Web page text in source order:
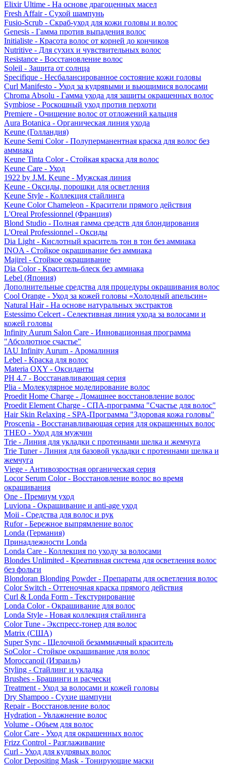
Elixir Ultime - На основе драгоценных масел
Fresh Affair - Сухой шампунь
Fusio-Scrub - Скраб-уход для кожи головы и волос
Genesis - Гамма против выпадения волос
Initialiste - Красота волос от корней до кончиков
Nutritive - Для сухих и чувствительных волос
Resistance - Восстановление волос
Soleil - Защита от солнца
Specifique - Несбалансированное состояние кожи головы
Curl Manifesto - Уход за кудрявыми и вьющимися волосами
Chroma Absolu - Гамма ухода для защиты окрашенных волос
Symbiose - Роскошный уход против перхоти
Premiere - Очищение волос от отложений кальция
Aura Botanica - Органическая линия ухода
Keune (Голландия)
Keune Semi Color - Полуперманентная краска для волос без
аммиака
Keune Tinta Color - Стойкая краска для волос
Keune Care - Уход
1922 by J.M. Keune - Мужская линия
Keune - Оксиды, порошки для осветления
Keune Style - Коллекция стайлинга
Keune Color Chameleon - Красители прямого действия
L'Oreal Professionnel (Франция)
Blond Studio - Полная гамма средств для блондирования
L'Oreal Professionnel - Оксиды
Dia Light - Кислотный краситель тон в тон без аммиака
INOA - Стойкое окрашивание без аммиака
Majirel - Стойкое окрашивание
Dia Color - Краситель-блеск без аммиака
Lebel (Япония)
Дополнительные средства для процедуры окрашивания волос
Cool Orange - Уход за кожей головы «Холодный апельсин»
Natural Hair - На основе натуральных экстрактов
Estessimo Celcert - Селективная линия ухода за волосами и
кожей головы
Infinity Aurum Salon Care - Инновационная программа
"Абсолютное счастье"
IAU Infinity Aurum - Аромалиния
Lebel - Краска для волос
Materia OXY - Оксиданты
PH 4.7 - Восстанавливающая серия
Plia - Молекулярное моделирование волос
Proedit Home Charge - Домашнее восстановление волос
Proedit Element Charge - СПА-программа "Счастье для волос"
Hair Skin Relaxing - SPA-Программа "Здоровая кожа головы"
Proscenia - Восстанавливающая серия для окрашенных волос
THEO - Уход для мужчин
Trie - Линия для укладки с протеинами шелка и жемчуга
Trie Tuner - Линия для базовой укладки с протеинами шелка и
жемчуга
Viege - Антивозростная органическая серия
Locor Serum Color - Восстановление волос во время
окрашивания
One - Премиум уход
Luviona - Окрашивание и anti-age уход
Moii - Средства для волос и рук
Rufor - Бережное выпрямление волос
Londa (Германия)
Принадлежности Londa
Londa Care - Коллекция по уходу за волосами
Blondes Unlimited - Креативная система для осветления волос
без фольги
Blondoran Blonding Powder - Препараты для осветления волос
Color Switch - Оттеночная краска прямого действия
Curl & Londa Form - Текстурирование
Londa Color - Окрашивание для волос
Londa Style - Новая коллекция стайлинга
Color Tune - Экспресс-тонер для волос
Matrix (США)
Super Sync - Щелочной безаммиачный краситель
SoColor - Стойкое окрашивание для волос
Moroccanoil (Израиль)
Styling - Стайлинг и укладка
Brushes - Брашинги и расчески
Treatment - Уход за волосами и кожей головы
Dry Shampoo - Сухие шампуни
Repair - Восстановление волос
Hydration - Увлажнение волос
Volume - Объем для волос
Color Care - Уход для окрашенных волос
Frizz Control - Разглаживание
Curl - Уход для кудрявых волос
Color Depositing Mask - Тонирующие маски